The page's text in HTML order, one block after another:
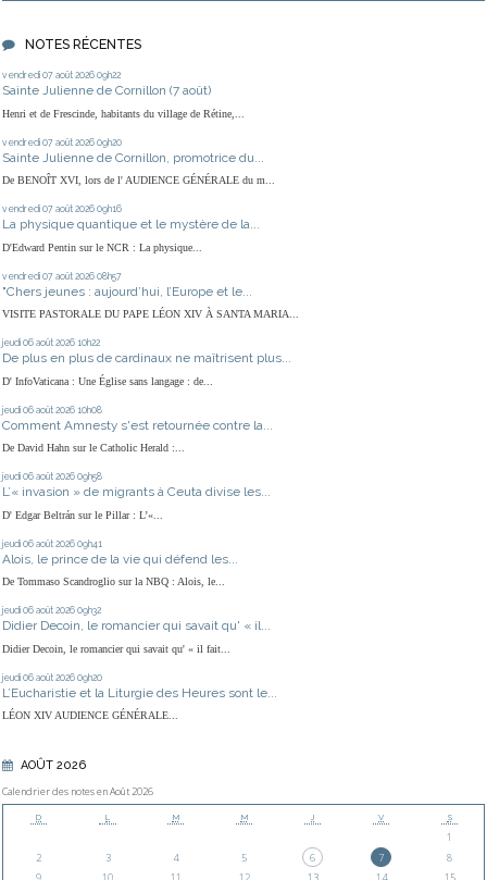
NOTES RÉCENTES
vendredi 07 août 2026 09h22
Sainte Julienne de Cornillon (7 août)
Henri et de Frescinde, habitants du village de Rétine,...
vendredi 07 août 2026 09h20
Sainte Julienne de Cornillon, promotrice du...
De BENOÎT XVI, lors de l' AUDIENCE GÉNÉRALE du m...
vendredi 07 août 2026 09h16
La physique quantique et le mystère de la...
D'Edward Pentin sur le NCR : La physique...
vendredi 07 août 2026 08h57
"Chers jeunes : aujourd’hui, l’Europe et le...
VISITE PASTORALE DU PAPE LÉON XIV À SANTA MARIA...
jeudi 06 août 2026 10h22
De plus en plus de cardinaux ne maîtrisent plus...
D' InfoVaticana : Une Église sans langage : de...
jeudi 06 août 2026 10h08
Comment Amnesty s'est retournée contre la...
De David Hahn sur le Catholic Herald :...
jeudi 06 août 2026 09h58
L’« invasion » de migrants à Ceuta divise les...
D' Edgar Beltrán sur le Pillar : L’«...
jeudi 06 août 2026 09h41
Alois, le prince de la vie qui défend les...
De Tommaso Scandroglio sur la NBQ : Alois, le...
jeudi 06 août 2026 09h32
Didier Decoin, le romancier qui savait qu' « il...
Didier Decoin, le romancier qui savait qu' « il fait...
jeudi 06 août 2026 09h20
L’Eucharistie et la Liturgie des Heures sont le...
LÉON XIV AUDIENCE GÉNÉRALE...
AOÛT 2026
Calendrier des notes en Août 2026
D L M M J V S
1
2
3 4 5 6 7
8
9
10 11 12 13 14
15